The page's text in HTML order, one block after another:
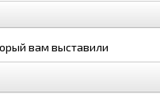
вам выставили